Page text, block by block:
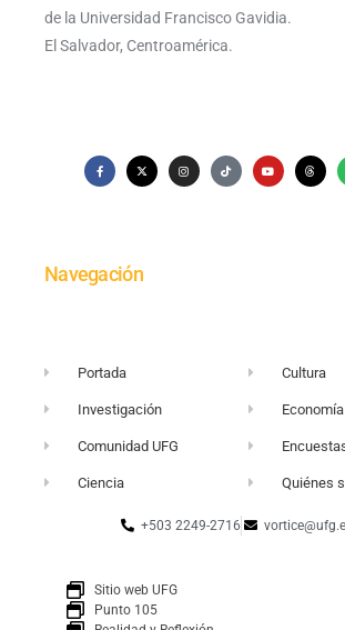
de la Universidad Francisco Gavidia.
El Salvador, Centroamérica.
Navegación
Portada
Investigación
Comunidad UFG
Ciencia
Cultura
Economía
Quiénes
+503 2249-2716
Sitio web UFG
Punto 105